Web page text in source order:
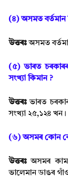
(৪) অসমত
উত্তৰঃঅসমত
(৫) ভাৰত
সংখ্যা কিমান ?
উত্তৰঃ ভাৰত
সংখ্যা ২৫,১২৪ খন।
(৬) অসমৰ কোন
উত্তৰঃ অসমৰ
ভালেমান ডাঙৰ গাঁও